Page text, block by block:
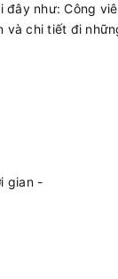
đây như: Công
và chi tiết đi